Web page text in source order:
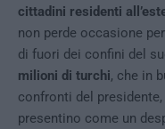
cittadini residenti
non perde occasione
di fuori dei confini del
milioni di turchi, che in
confronti del
presentino come un